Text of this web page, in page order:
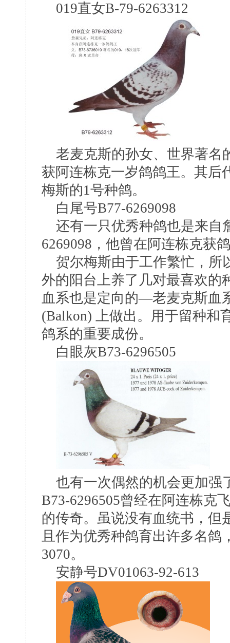
019直女B-79-6263312
老麦克斯的孙女、世界著名
获阿连栋克一岁鸽鸽王。其后
梅斯的1号种鸽。
白尾号B77-6269098
还有一只优秀种鸽也是来自
6269098，他曾在阿连栋克获
贺尔梅斯由于工作繁忙，所
外的阳台上养了几对最喜欢的
血系也是定向的—老麦克斯血
(Balkon) 上做出。用于留种和
鸽系的重要成份。
白眼灰B73-6296505
也有一次偶然的机会更加强
B73-6296505曾经在阿连栋克
的传奇。虽说没有血统书，但
且作为优秀种鸽育出许多名鸽
3070。
安静号DV01063-92-613